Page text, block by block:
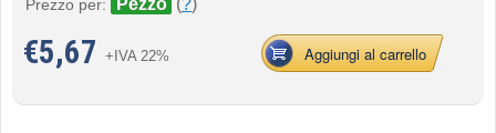
Prezzo per: Pezzo (?)
€5,67 +IVA 22% Aggiungi al carrello